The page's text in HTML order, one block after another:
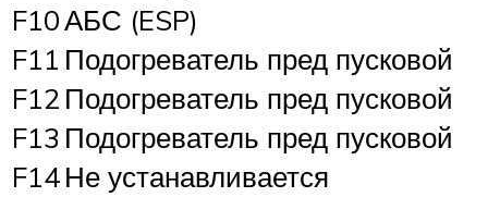
F10АБС (ESP)
F11 Подогреватель пред пусковой
F12 Подогреватель пред пусковой
F13 Подогреватель пред пусковой
F14Не устанавливается